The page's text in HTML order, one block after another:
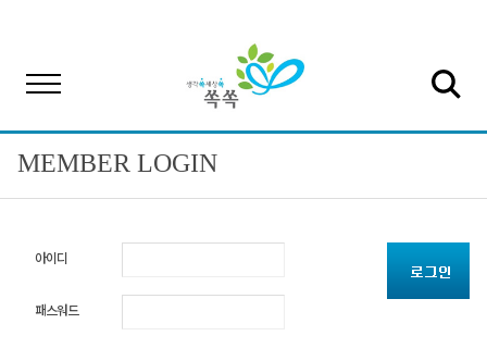
MEMBER LOGIN
아이디
패스워드